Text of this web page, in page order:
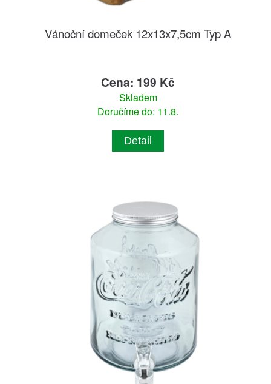
Vánoční domeček 12x13x7,5cm Typ A
Cena: 199 Kč
Skladem
Doručíme do: 11.8.
Detail